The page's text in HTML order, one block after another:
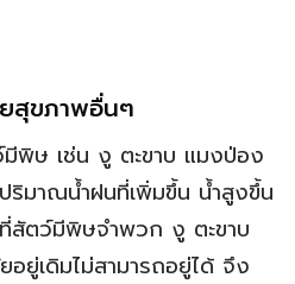
สุขภาพอื่นๆ
พิษ เช่น งู ตะขาบ แมงป่อง
ริมาณน้ำฝนที่เพิ่มขึ้น น้ำสูงขึ้น
สัตว์มีพิษจำพวก งู ตะขาบ
อยู่เดิมไม่สามารถอยู่ได้ จึง